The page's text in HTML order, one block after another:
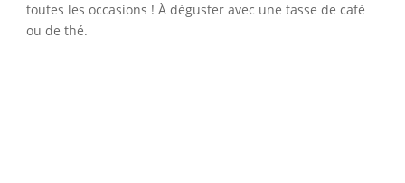
toutes les occasions ! À déguster avec une tasse de café
ou de thé.